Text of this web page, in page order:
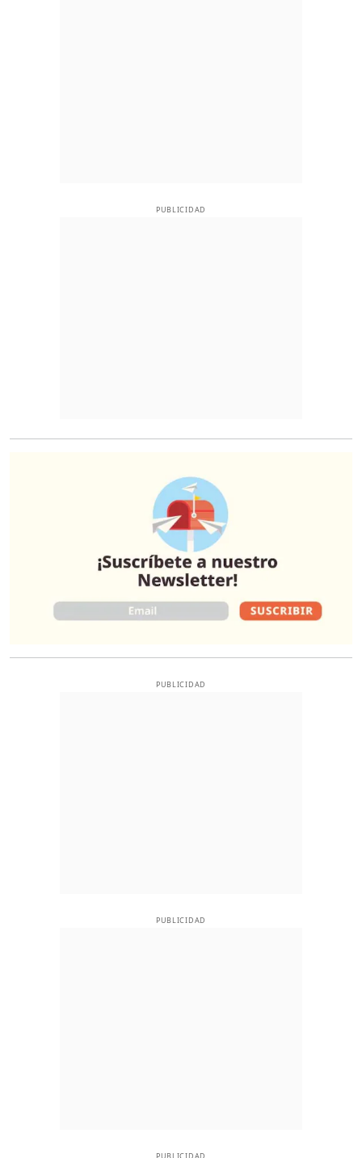
PUBLICIDAD
PUBLICIDAD
PUBLICIDAD